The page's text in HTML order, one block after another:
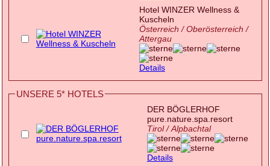
Hotel WINZER Wellness &
Kuscheln
Österreich / Oberösterreich /
Attergau
Details
UNSERE 5* HOTELS
DER BÖGLERHOF
pure.nature.spa.resort
Tirol / Alpbachtal
Details